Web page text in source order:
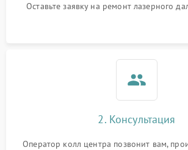
Оставьте заявку на ремонт лазерного
2. Консультация
Оператор колл центра позвонит вам,